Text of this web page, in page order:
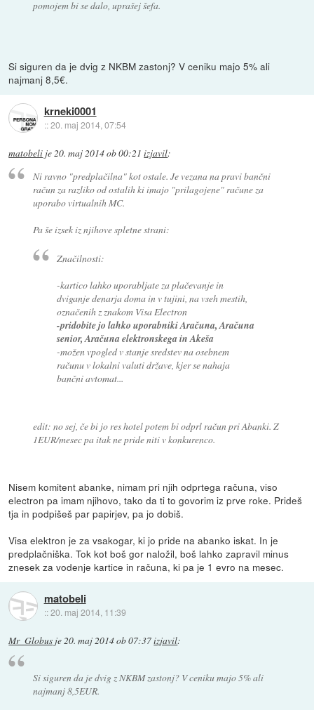
pomojem bi se dalo, uprašej šefa.
Si siguren da je dvig z NKBM zastonj? V ceniku majo 5% ali
najmanj 8,5€.
krneki0001
::20. maj 2014, 07:54
matobeli je20. maj 2014 ob 00:21 izjavil:
Ni ravno "predplačilna" kot ostale. Je vezana na pravi bančni
račun za razliko od ostalih ki imajo "prilagojene" račune za
uporabo virtualnih MC.
Pa še izsek iz njihove spletne strani:
Značilnosti:
-kartico lahko uporabljate za plačevanje in
dviganje denarja doma in v tujini, na vseh mestih,
označenih z znakom Visa Electron
-pridobite jo lahko uporabniki Aračuna, Aračuna
senior, Aračuna elektronskega in Akeša
-možen vpogled v stanje sredstev na osebnem
računu v lokalni valuti države, kjer se nahaja
bančni avtomat...
edit: no sej, če bi jo res hotel potem bi odprl račun pri Abanki. Z
1EUR/mesec pa itak ne pride niti v konkurenco.
Nisem komitent abanke, nimam pri njih odprtega računa, viso
electron pa imam njihovo, tako da ti to govorim iz prve roke. Prideš
tja in podpišeš par papirjev, pa jo dobiš.
Visa elektron je za vsakogar, ki jo pride na abanko iskat. In je
predplačniška. Tok kot boš gor naložil, boš lahko zapravil minus
znesek za vodenje kartice in računa, ki pa je 1 evro na mesec.
matobeli
::20. maj 2014, 11:39
Mr_Globus je20. maj 2014 ob 07:37izjavil:
Si siguren da je dvig z NKBM zastonj? V ceniku majo 5% ali
najmanj 8,5EUR.